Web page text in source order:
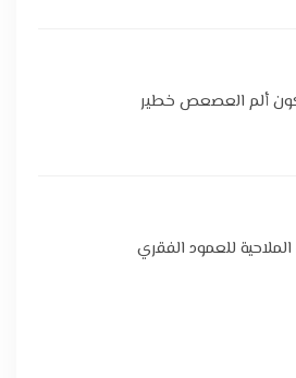
ألم العصعص خطير
الملاحية للعمود الفقري